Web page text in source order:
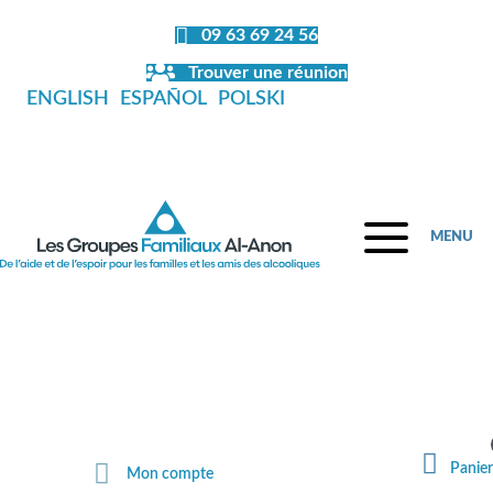
09 63 69 24 56
Trouver une réunion
ENGLISH ESPAÑOL POLSKI
MENU
Mon compte Panier